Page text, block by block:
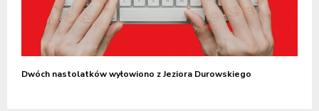
Dwóch nastolatków wyłowiono z Jeziora Durowskiego